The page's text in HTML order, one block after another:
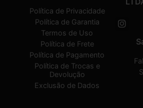
Política de Privacidade
Política de Garantia
Termos de Uso
Política de Frete
Política de Pagamento
Política de Trocas e
Devolução
Exclusão de Dados